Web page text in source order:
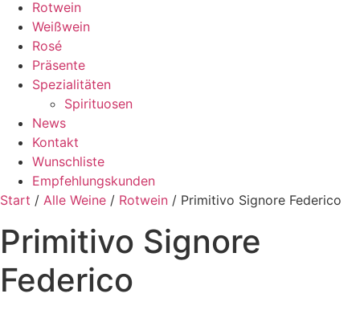
Rotwein
Weißwein
Rosé
Präsente
Spezialitäten
Spirituosen
News
Kontakt
Wunschliste
Empfehlungskunden
Start / Alle Weine / Rotwein / Primitivo Signore Federico
Primitivo Signore
Federico